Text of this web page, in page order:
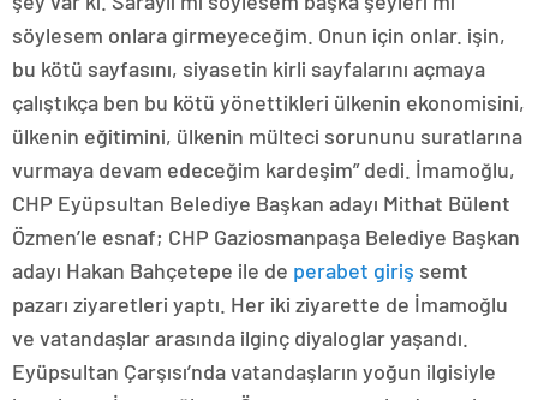
söylesem onlara girmeyeceğim. Onun için onlar. işin,
bu kötü sayfasını, siyasetin kirli sayfalarını açmaya
çalıştıkça ben bu kötü yönettikleri ülkenin ekonomisini,
ülkenin eğitimini, ülkenin mülteci sorununu suratlarına
vurmaya devam edeceğim kardeşim” dedi. İmamoğlu,
CHP Eyüpsultan Belediye Başkan adayı Mithat Bülent
Özmen’le esnaf; CHP Gaziosmanpaşa Belediye Başkan
adayı Hakan Bahçetepe ile de perabet giriş semt
pazarı ziyaretleri yaptı. Her iki ziyarette de İmamoğlu
ve vatandaşlar arasında ilginç diyaloglar yaşandı.
Eyüpsultan Çarşısı’nda vatandaşların yoğun ilgisiyle